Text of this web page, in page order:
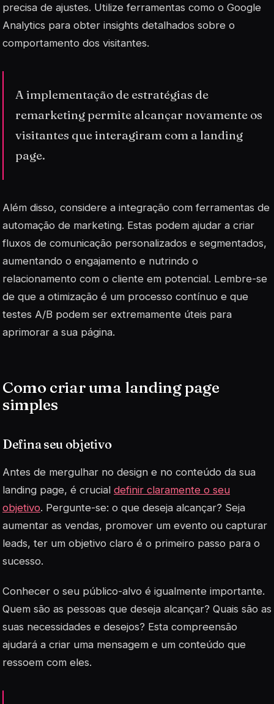
precisa de ajustes. Utilize ferramentas como o Google
Analytics para obter insights detalhados sobre o
comportamento dos visitantes.
A implementação de estratégias de
remarketing permite alcançar novamente os
visitantes que interagiram com a landing
page.
Além disso, considere a integração com ferramentas de
automação de marketing. Estas podem ajudar a criar
fluxos de comunicação personalizados e segmentados,
aumentando o engajamento e nutrindo o
relacionamento com o cliente em potencial. Lembre-se
de que a otimização é um processo contínuo e que
testes A/B podem ser extremamente úteis para
aprimorar a sua página.
Como criar uma landing page
simples
Defina seu objetivo
Antes de mergulhar no design e no conteúdo da sua
landing page, é crucial definir claramente o seu
objetivo. Pergunte-se: o que deseja alcançar? Seja
aumentar as vendas, promover um evento ou capturar
leads, ter um objetivo claro é o primeiro passo para o
sucesso.
Conhecer o seu público-alvo é igualmente importante.
Quem são as pessoas que deseja alcançar? Quais são as
suas necessidades e desejos? Esta compreensão
ajudará a criar uma mensagem e um conteúdo que
ressoem com eles.